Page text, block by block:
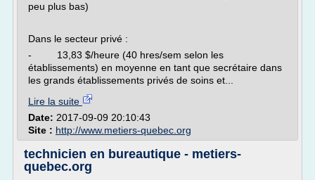
peu plus bas)
Dans le secteur privé :
- 13,83 $/heure (40 hres/sem selon les
établissements) en moyenne en tant que secrétaire dans
les grands établissements privés de soins et...
Lire la suite
Date: 2017-09-09 20:10:43
Site : http://www.metiers-quebec.org
technicien en bureautique - metiers-
quebec.org